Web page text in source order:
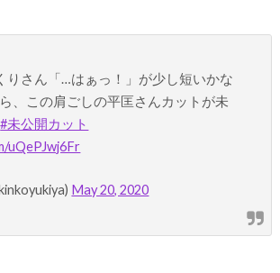
りさん「…はぁっ！」が少し短いかな
、この肩ごしの平匡さんカットが未
#未公開カット
uQePJwj6Fr
May 20, 2020